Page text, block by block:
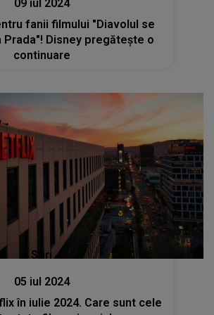
09 iul 2024
fanii filmului "Diavolul se
Prada"! Disney pregătește o
continuare
Stiri
05 iul 2024
în iulie 2024. Care sunt cele